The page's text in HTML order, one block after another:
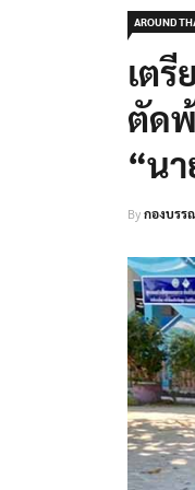
AROUND
เต
ตัด
“น
Byกองบรร